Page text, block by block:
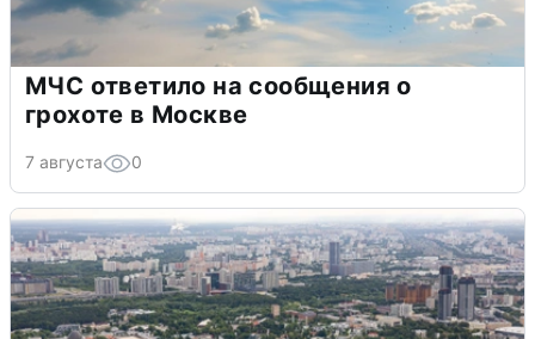
МЧС ответило на сообщения о
грохоте в Москве
7 августа 0